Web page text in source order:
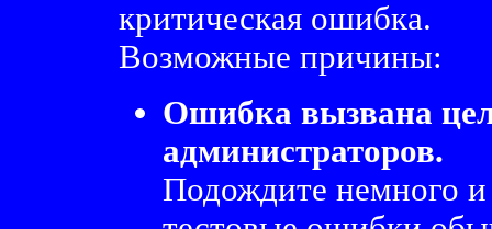
критическая ошибка.
Возможные причины:
Ошибка вызвана
администраторов.
Подождите немного